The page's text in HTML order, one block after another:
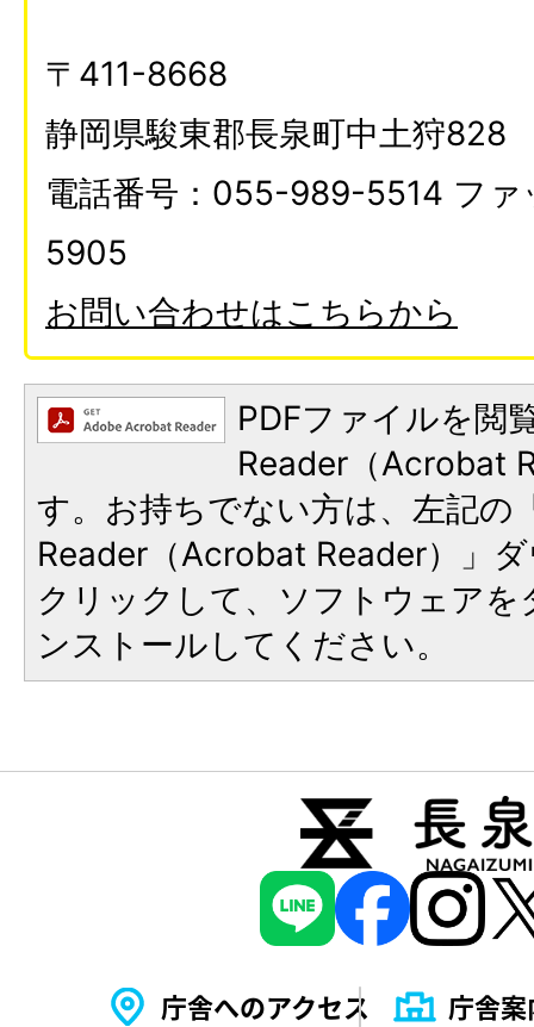
〒411-8668
静岡県駿東郡長泉町中土狩828
電話番号：055-989-5514 フ
5905
お問い合わせはこちらから
PDFファイルを閲
Reader（Acrobat
す。お持ちでない方は、左記の
Reader（Acrobat Reader）」
クリックして、ソフトウェア
ンストールしてください。
庁舎へのアクセス
庁舎案